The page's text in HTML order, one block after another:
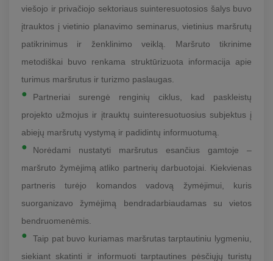
viešojo ir privačiojo sektoriaus suinteresuotosios šalys buvo
įtrauktos į vietinio planavimo seminarus, vietinius maršrutų
patikrinimus ir ženklinimo veiklą. Maršruto tikrinime
metodiškai buvo renkama struktūrizuota informacija apie
turimus maršrutus ir turizmo paslaugas.
Partneriai surengė renginių ciklus, kad paskleistų
projekto užmojus ir įtrauktų suinteresuotuosius subjektus į
abiejų maršrutų vystymą ir padidintų informuotumą.
Norėdami nustatyti maršrutus esančius gamtoje –
maršruto žymėjimą atliko partnerių darbuotojai. Kiekvienas
partneris turėjo komandos vadovą žymėjimui, kuris
suorganizavo žymėjimą bendradarbiaudamas su vietos
bendruomenėmis.
Taip pat buvo kuriamas maršrutas tarptautiniu lygmeniu,
siekiant skatinti ir informuoti tarptautines pėsčiųjų turistų